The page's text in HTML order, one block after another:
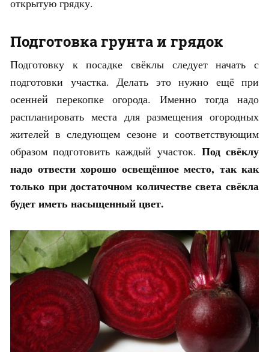
Подготовка грунта и грядок
Подготовку к посадке свёклы следует начать с
подготовки участка. Делать это нужно ещё при
осенней перекопке огорода. Именно тогда надо
распланировать места для размещения огородных
жителей в следующем сезоне и соответствующим
образом подготовить каждый участок. Под свёклу
надо отвести хорошо освещённое место, так как
только при достаточном количестве света свёкла
будет иметь насыщенный цвет.